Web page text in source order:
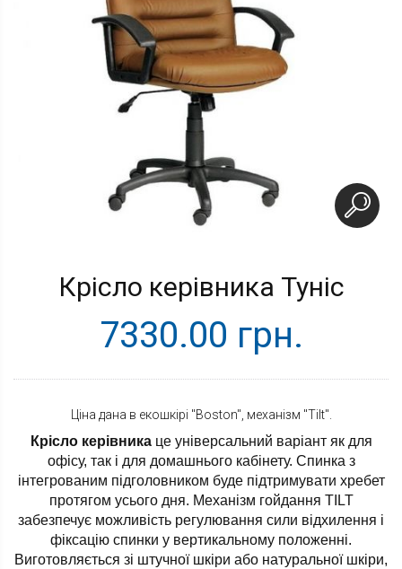
Крісло керівника Туніс
7330.00 грн.
Ціна дана в екошкірі "Boston", механізм "Tilt".
Крісло керівникаце універсальний варіант як для
офісу, так і для домашнього кабінету. Спинка з
інтегрованим підголовником буде підтримувати хребет
протягом усього дня. Механізм гойдання TILT
забезпечує можливість регулювання сили відхилення і
фіксацію спинки у вертикальному положенні.
Виготовляється зі штучної шкіри або натуральної шкіри,